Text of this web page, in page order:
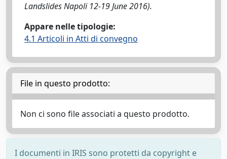
Landslides Napoli 12-19 June 2016).
Appare nelle tipologie:
4.1 Articoli in Atti di convegno
File in questo prodotto:
Non ci sono file associati a questo prodotto.
I documenti in IRIS sono protetti da copyright e